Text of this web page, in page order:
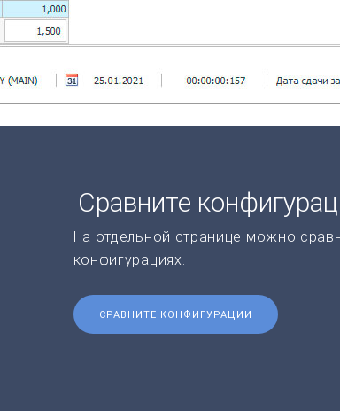
Сравните
На отдельной странице можно
конфигурациях.
СРАВНИТЕ КОНФИГУРАЦИИ